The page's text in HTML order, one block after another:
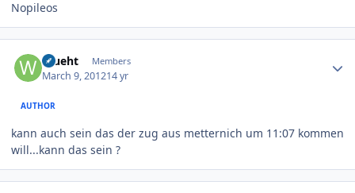
Nopileos
Wueht Members
March 9, 201214 yr
AUTHOR
kann auch sein das der zug aus metternich um 11:07 kommen
will...kann das sein ?